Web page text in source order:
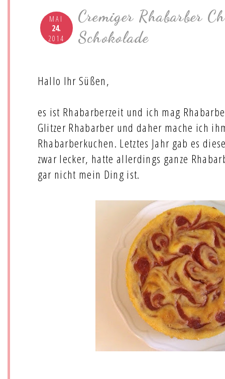
MAI
24.
2014
Cremiger Rhabarber
Schokolade
Hallo Ihr Süßen,
es ist Rhabarberzeit und ich mag
Glitzer Rhabarber und daher mache ich
Rhabarberkuchen. Letztes Jahr gab es
zwar lecker, hatte allerdings ganze
gar nicht mein Ding ist.